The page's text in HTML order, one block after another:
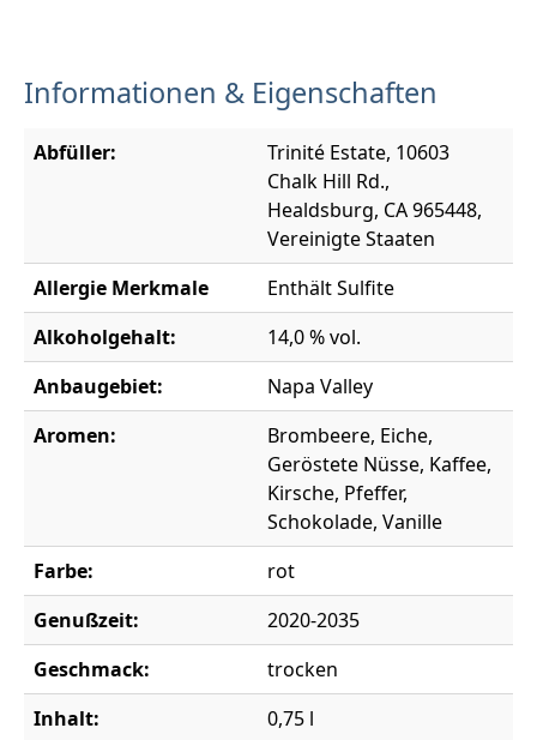
Informationen & Eigenschaften
Abfüller:
Trinité Estate, 10603
Chalk Hill Rd.,
Healdsburg, CA 965448,
Vereinigte Staaten
Allergie Merkmale
Enthält Sulfite
Alkoholgehalt:
14,0 % vol.
Anbaugebiet:
Napa Valley
Aromen:
Brombeere, Eiche,
Geröstete Nüsse, Kaffee,
Kirsche, Pfeffer,
Schokolade, Vanille
Farbe:
rot
Genußzeit:
2020-2035
Geschmack:
trocken
Inhalt:
0,75 l